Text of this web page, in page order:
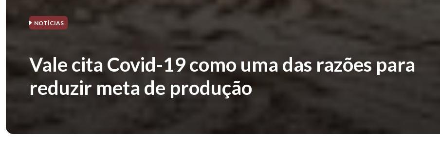
NOTÍCIAS
Vale cita Covid-19 como uma das razões para
reduzir meta de produção